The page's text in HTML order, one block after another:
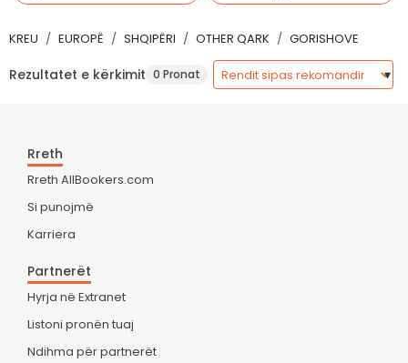
KREU EUROPË SHQIPËRI OTHER QARK GORISHOVE
Rezultatet e kërkimit 0 Pronat
Rreth
Rreth AllBookers.com
Si punojmë
Karriera
Partnerët
Hyrja në Extranet
Listoni pronën tuaj
Ndihma për partnerët